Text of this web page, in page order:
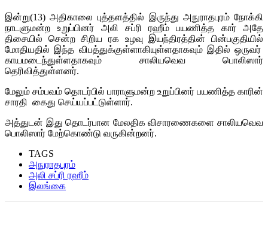
இன்று(13) அதிகாலை புத்தளத்தில் இருந்து அநுராதபுரம் நோக்கி
நாடளுமன்ற உறுப்பினர் அலி சப்ரி ரஹீம் பயணித்த கார் அதே
திசையில் சென்ற சிறிய ரக உழவு இயந்திரத்தின் பின்பகுதியில்
மோதியதில் இந்த விபத்துக்குள்ளாகியுள்ளதாகவும் இதில் ஒருவர்
காயமடைந்துள்ளதாகவும் சாலியவெவ பொலிஸார்
தெரிவித்துள்ளனர்.
மேலும் சம்பவம் தொடர்பில் பாராளுமன்ற உறுப்பினர் பயணித்த காரின்
சாரதி கைது செய்யப்பட்டுள்ளார்.
அத்துடன் இது தொடர்பான மேலதிக விசாரணைகளை சாலியவெவ
பொலிஸார் மேற்கொண்டு வருகின்றனர்.
TAGS
அநுராதபுரம்
அலி சப்ரி ரஹீம்
இலங்கை